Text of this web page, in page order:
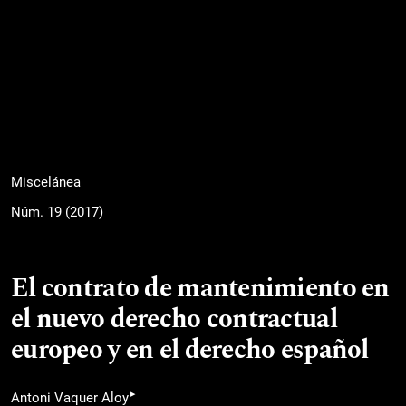
Miscelánea
Núm. 19 (2017)
El contrato de mantenimiento en
el nuevo derecho contractual
europeo y en el derecho español
Antoni Vaquer Aloy▸